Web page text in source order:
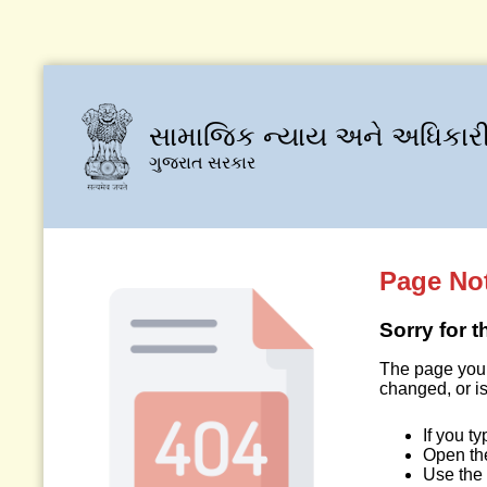
સામાજિક ન્યાય અને
ગુજરાત સરકાર
Page
Sorry for
The page
changed, or
If you
Open
Use